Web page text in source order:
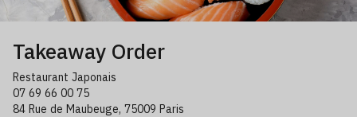
Takeaway Order
Restaurant Japonais
07 69 66 00 75
84 Rue de Maubeuge, 75009 Paris